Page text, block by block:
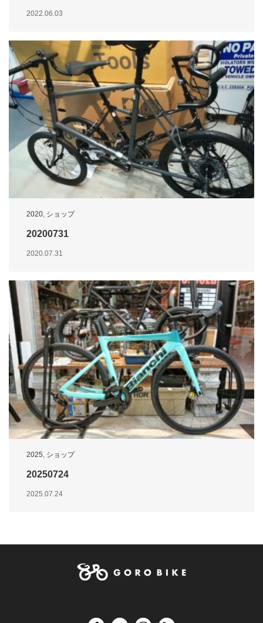
2022.06.03
2020, ショップ
20200731
2020.07.31
2025, ショップ
20250724
2025.07.24